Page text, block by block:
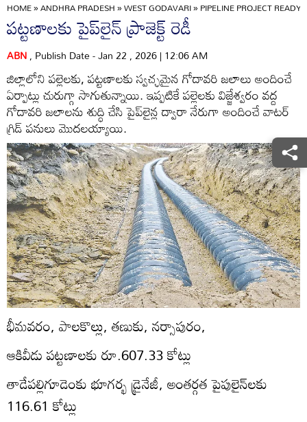
HOME»ANDHRA PRADESH»WEST GODAVARI»PIPELINE PROJECT READY
పట్టణాలకు పైప్‌లైన్‌ ప్రాజెక్ట్‌ రెడీ
ABN, Publish Date - Jan 22 , 2026 | 12:06 AM
జిల్లాలోని పల్లెలకు, పట్టణాలకు స్వచ్ఛమైన గోదావరి జలాలు అందించే
ఏర్పాట్లు చురుగ్గా సాగుతున్నాయి. ఇప్పటికే పల్లెలకు విజ్జేశ్వరం వద్ద
గోదావరి జలాలను శుద్ధి చేసి పైప్‌లైన్ల ద్వారా నేరుగా అందించే వాటర్‌
గ్రిడ్‌ పనులు మొదలయ్యాయి.
భీమవరం, పాలకొల్లు, తణుకు, నర్సాపురం,
ఆకివీడు పట్టణాలకు రూ.607.33 కోట్లు
తాడేపల్లిగూడెంకు భూగర్భ డ్రైనేజీ, అంతర్గత పైపులైన్‌లకు
116.61 కోట్లు